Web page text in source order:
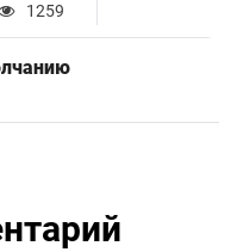
1259